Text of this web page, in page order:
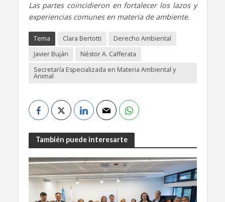
Las partes coincidieron en fortalecer los lazos y
experiencias comunes en materia de ambiente.
Tema Clara Bertotti
Derecho Ambiental
Javier Buján
Néstor A. Cafferata
Secretaría Especializada en Materia Ambiental y
Animal
También puede interesarte